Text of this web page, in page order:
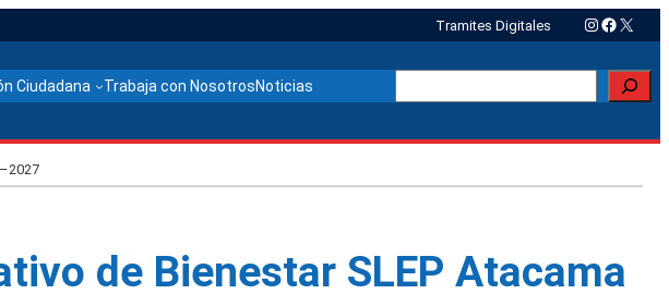
Tramites Digitales Instagram
X
Ciudadana Trabaja con NosotrosNoticias
de Bienestar SLEP Atacama